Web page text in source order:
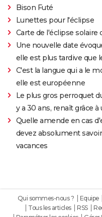
Bison Futé
Lunettes pour l'éclipse
Carte de l'éclipse solaire
Une nouvelle date
elle est plus tardive que
C'est la langue qui a le
elle est européenne
Le plus gros perroquet
y a 30 ans, renaît grâce à
Quelle amende en cas
devez absolument
vacances
Qui sommes-nous ? Equipe
Tous les articles
RSS